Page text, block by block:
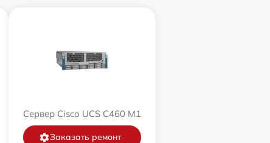
Сервер Cisco UCS C460 M1
Заказать ремонт